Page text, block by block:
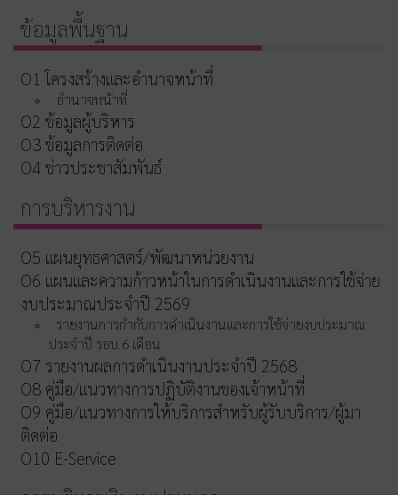
ข้อมูลพื้นฐาน
O1 โครงสร้างและอำนาจหน้าที่
อำนาจหน้าที่
O2 ข้อมูลผู้บริหาร
O3 ข้อมูลการติดต่อ
O4 ข่าวประชาสัมพันธ์
การบริหารงาน
O5 แผนยุทธศาสตร์/พัฒนาหน่วยงาน
O6 แผนและความก้าวหน้าในการดำเนินงานและการใช้จ่าย
งบประมาณประจำปี 2569
รายงานการกำกับการดำเนินงานและการใช้จ่ายงบประมาณ
ประจำปี รอบ 6 เดือน
O7 รายงานผลการดำเนินงานประจำปี 2568
O8 คู่มือ/แนวทางการปฏิบัติงานของเจ้าหน้าที่
O9 คู่มือ/แนวทางการให้บริการสำหรับผู้รับบริการ/ผู้มา
ติดต่อ
O10 E-Service